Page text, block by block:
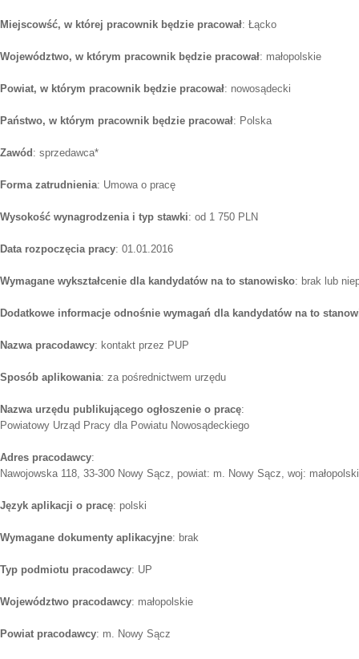
Miejscowść, w której pracownik będzie pracował: Łącko
Województwo, w którym pracownik będzie pracował: małopolskie
Powiat, w którym pracownik będzie pracował: nowosądecki
Państwo, w którym pracownik będzie pracował: Polska
Zawód : sprzedawca*
Forma zatrudnienia: Umowa o pracę
Wysokość wynagrodzenia i typ stawki: od 1 750 PLN
Data rozpoczęcia pracy: 01.01.2016
Wymagane wykształcenie dla kandydatów na to stanowisko: brak lub
Dodatkowe informacje odnośnie wymagań dla kandydatów na to
Nazwa pracodawcy: kontakt przez PUP
Sposób aplikowania: za pośrednictwem urzędu
Nazwa urzędu publikującego ogłoszenie o pracę:
Powiatowy Urząd Pracy dla Powiatu Nowosądeckiego
Adres pracodawcy:
Nawojowska 118, 33-300 Nowy Sącz, powiat: m. Nowy Sącz, woj:
Język aplikacji o pracę: polski
Wymagane dokumenty aplikacyjne: brak
Typ podmiotu pracodawcy: UP
Województwo pracodawcy: małopolskie
Powiat pracodawcy: m. Nowy Sącz